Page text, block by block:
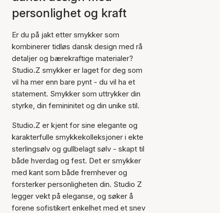
personlighet og kraft
Er du på jakt etter smykker som
kombinerer tidløs dansk design med rå
detaljer og bærekraftige materialer?
Studio.Z smykker er laget for deg som
vil ha mer enn bare pynt - du vil ha et
statement. Smykker som uttrykker din
styrke, din femininitet og din unike stil.
Studio.Z er kjent for sine elegante og
karakterfulle smykkekolleksjoner i ekte
sterlingsølv og gullbelagt sølv - skapt til
både hverdag og fest. Det er smykker
med kant som både fremhever og
forsterker personligheten din. Studio Z
legger vekt på eleganse, og søker å
forene sofistikert enkelhet med et snev